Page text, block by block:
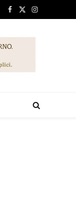
Facebook
X
Instagram